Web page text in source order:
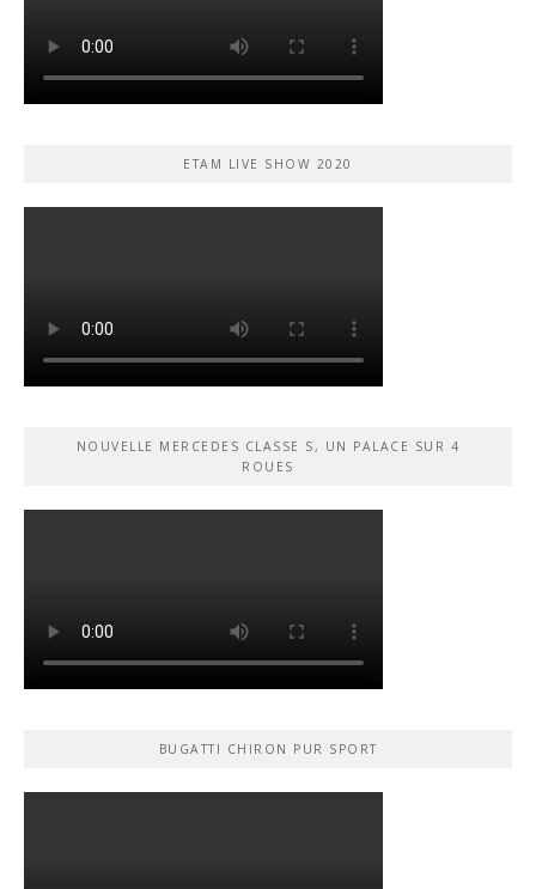
ETAM LIVE SHOW 2020
NOUVELLE MERCEDES CLASSE S, UN PALACE SUR 4
ROUES
BUGATTI CHIRON PUR SPORT